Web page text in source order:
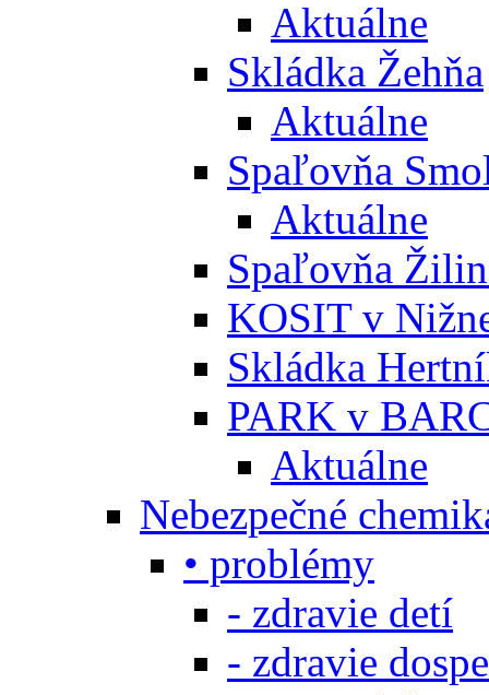
Aktuálne
Skládka Žehňa
Aktuálne
Spaľovňa
Aktuálne
Spaľovňa
KOSIT v
Skládka
PARK v
Aktuálne
Nebezpečné
• problémy
- zdravie detí
- zdravie